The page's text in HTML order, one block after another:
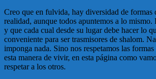
Creo que en fulvida, hay diversidad de formas
realidad, aunque todos apuntemos a lo mismo.
y que cada cual desde su lugar debe hacer lo
conveniente para ser trasmisores de shalom.
imponga nada. Sino nos respetamos las
esta manera de vivir, en esta página como
respetar a los otros.